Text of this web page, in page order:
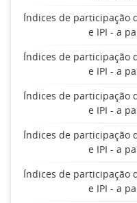
Índices de participação
e IPI - a
Índices de participação
e IPI - a
Índices de participação
e IPI - a
Índices de participação
e IPI - a
Índices de participação
e IPI - a